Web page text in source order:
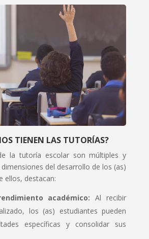
TIENEN LAS TUTORÍAS?
la tutoría escolar son múltiples y
del desarrollo de los (as)
ellos, destacan:
académico: Al recibir
los (as) estudiantes pueden
específicas y consolidar sus